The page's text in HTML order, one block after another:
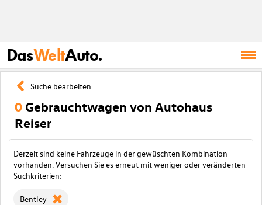
DasWeltAuto.
Suche bearbeiten
0 Gebrauchtwagen von Autohaus
Reiser
Derzeit sind keine Fahrzeuge in der gewüschten Kombination
vorhanden. Versuchen Sie es erneut mit weniger oder veränderten
Suchkriterien:
Bentley